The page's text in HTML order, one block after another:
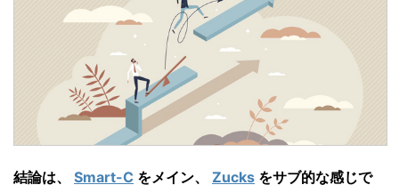
結論は、 Smart-C をメイン、 Zucks をサブ的な感じで